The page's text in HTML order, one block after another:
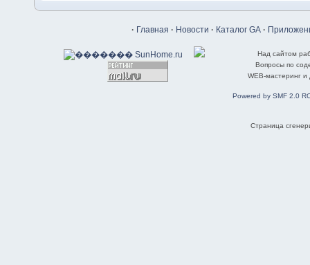
· Главная · Новости · Каталог GA ·
Над сайтом
Вопросы по
WEB-мастеринг
Powered by SMF 2.0
Страница